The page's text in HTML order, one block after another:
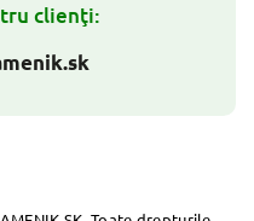
clienţi: